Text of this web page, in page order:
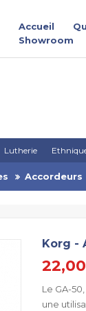
Accueil
Showroom
Lutherie
Accordeurs
Korg -
Le GA-
une